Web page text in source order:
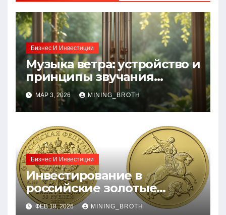
Бизнес И Инвестиции
Музыка ветра: устройство и
принципы звучания
колокольчиков
МАР 3, 2026 MINING_BROTH
Бизнес И Инвестиции
Инвестирование в
российские золотые
монеты: подробное
ФЕВ 18, 2026 MINING_BROTH